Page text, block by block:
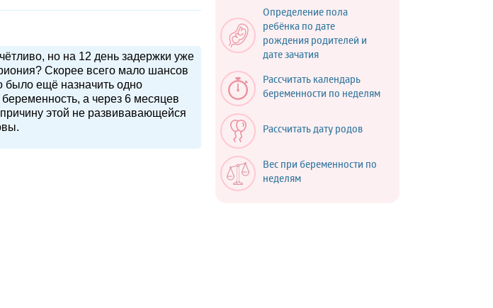
но на 12 день задержки уже
Скорее всего мало шансов
было ещё назначить одно
а через 6 месяцев
этой не развивавающейся
Определение пола
ребёнка по дате
рождения родителей и
дате зачатия
Рассчитать календарь
беременности по неделям
Рассчитать дату родов
Вес при беременности по
неделям